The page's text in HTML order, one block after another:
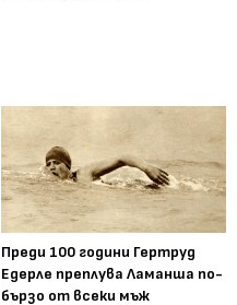
Преди 100 години Гертруд
Едерле преплува Ламанша по-
бързо от всеки мъж